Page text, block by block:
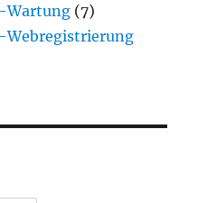
Wartung (7)